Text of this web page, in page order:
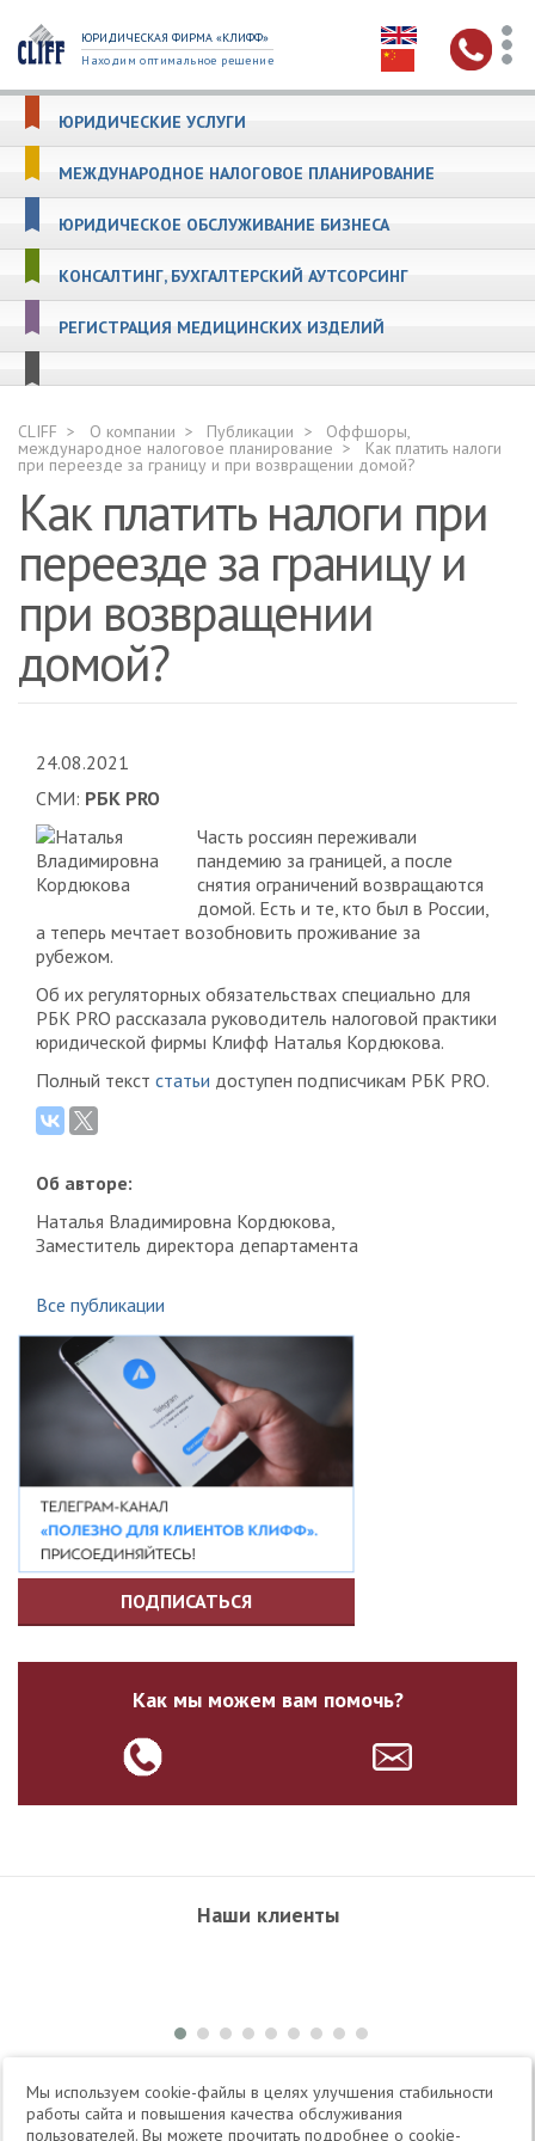
ЮРИДИЧЕСКАЯ ФИРМА «КЛИФФ»
Находим оптимальное решение
ЮРИДИЧЕСКИЕ УСЛУГИ
МЕЖДУНАРОДНОЕ НАЛОГОВОЕ ПЛАНИРОВАНИЕ
ЮРИДИЧЕСКОЕ ОБСЛУЖИВАНИЕ БИЗНЕСА
КОНСАЛТИНГ, БУХГАЛТЕРСКИЙ АУТСОРСИНГ
РЕГИСТРАЦИЯ МЕДИЦИНСКИХ ИЗДЕЛИЙ
CLIFF О компании Публикации Оффшоры,
международное налоговое планирование Как платить налоги
при переезде за границу и при возвращении домой?
Как платить налоги при
переезде за границу и
при возвращении
домой?
24.08.2021
СМИ: РБК PRO
Часть россиян переживали
пандемию за границей, а после
снятия ограничений возвращаются
домой. Есть и те, кто был в России,
а теперь мечтает возобновить проживание за
рубежом.
Об их регуляторных обязательствах специально для
РБК PRO рассказала руководитель налоговой практики
юридической фирмы Клифф Наталья Кордюкова.
Полный текст статьи доступен подписчикам РБК PRO.
Об авторе:
Наталья Владимировна Кордюкова,
Заместитель директора департамента
Все публикации
ПОДПИСАТЬСЯ
Как мы можем вам помочь?
Наши клиенты
+7 495 504-34-61
Мы используем cookie-файлы в целях улучшения стабильности
работы сайта и повышения качества обслуживания
пользователей. Вы можете прочитать подробнее о cookie-